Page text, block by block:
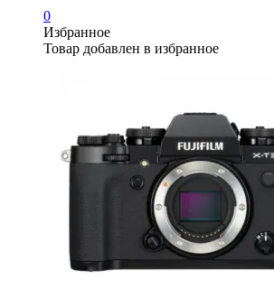
0
Избранное
Товар добавлен в избранное